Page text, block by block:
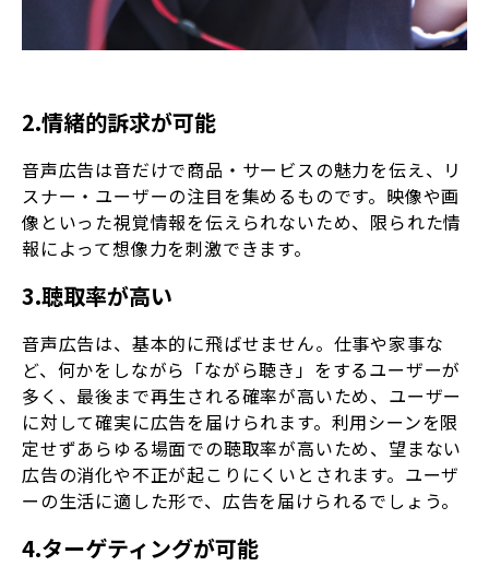
2.情緒的訴求が可能
音声広告は音だけで商品・サービスの魅力を伝え、リ
スナー・ユーザーの注目を集めるものです。映像や画
像といった視覚情報を伝えられないため、限られた情
報によって想像力を刺激できます。
3.聴取率が高い
音声広告は、基本的に飛ばせません。仕事や家事な
ど、何かをしながら「ながら聴き」をするユーザーが
多く、最後まで再生される確率が高いため、ユーザー
に対して確実に広告を届けられます。利用シーンを限
定せずあらゆる場面での聴取率が高いため、望まない
広告の消化や不正が起こりにくいとされます。ユーザ
ーの生活に適した形で、広告を届けられるでしょう。
4.ターゲティングが可能